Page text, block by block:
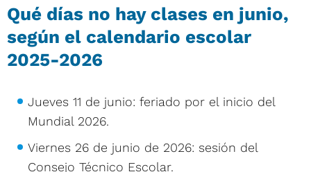
Qué días no hay clases en junio,
según el calendario escolar
2025-2026
Jueves 11 de junio: feriado por el inicio del
Mundial 2026.
Viernes 26 de junio de 2026: sesión del
Consejo Técnico Escolar.